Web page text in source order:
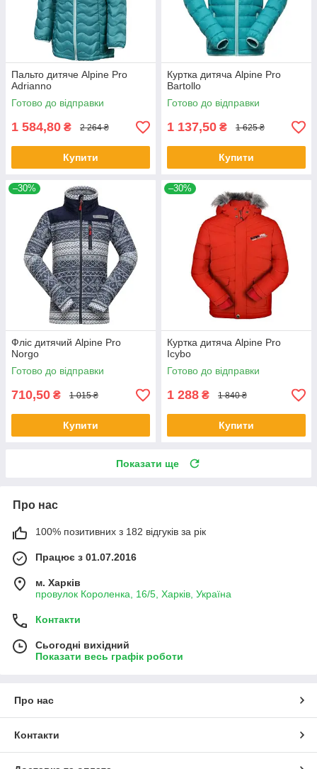
Пальто дитяче Alpine Pro
Adrianno
Готово до відправки
1 584,80 ₴ 2 264 ₴
Купити
Куртка дитяча Alpine Pro
Bartollo
Готово до відправки
1 137,50 ₴ 1 625 ₴
Купити
–30%
Фліс дитячий Alpine Pro
Norgo
Готово до відправки
710,50 ₴ 1 015 ₴
Купити
–30%
Куртка дитяча Alpine Pro
Icybo
Готово до відправки
1 288 ₴ 1 840 ₴
Купити
Показати ще
Про нас
100% позитивних з 182 відгуків за рік
Працює з 01.07.2016
м. Харків
провулок Короленка, 16/5, Харків, Україна
Контакти
Сьогодні вихідний
Показати весь графік роботи
Про нас
Контакти